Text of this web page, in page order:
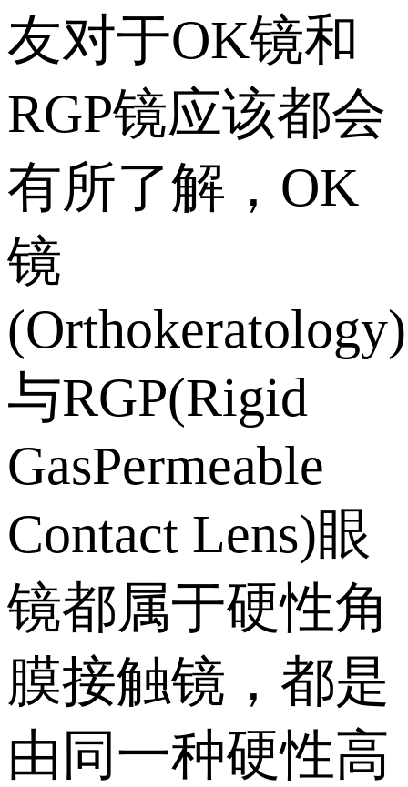
友对于OK镜和
RGP镜应该都会
有所了解，OK
镜
(Orthokeratology)
与RGP(Rigid
GasPermeable
Contact Lens)眼
镜都属于硬性角
膜接触镜，都是
由同一种硬性高